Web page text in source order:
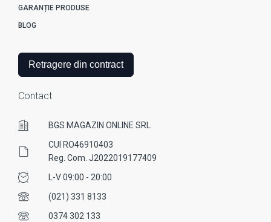
GARANȚIE PRODUSE
BLOG
Retragere din contract
Contact
BGS MAGAZIN ONLINE SRL
CUI RO46910403
Reg. Com. J2022019177409
L-V 09:00 - 20:00
(021) 331 8133
0374 302 133